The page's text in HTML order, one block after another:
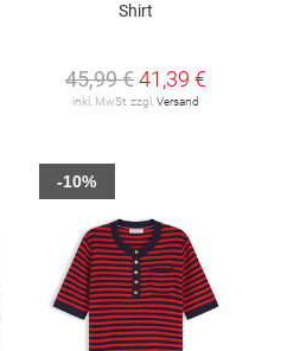
Shirt
45,99 €41,39 €
inkl. MwSt. zzgl.Versand
-10%